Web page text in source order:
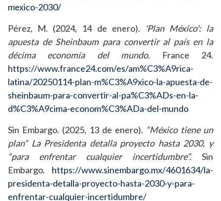
mexico-2030/
Pérez, M. (2024, 14 de enero).
'Plan México': la
apuesta de Sheinbaum para convertir al país en la
décima economía del mundo.
France 24.
https://www.france24.com/es/am%C3%A9rica-
latina/20250114-plan-m%C3%A9xico-la-apuesta-de-
sheinbaum-para-convertir-al-pa%C3%ADs-en-la-
d%C3%A9cima-econom%C3%ADa-del-mundo
Sin Embargo. (2025, 13 de enero). “México tiene un
plan” La Presidenta detalla proyecto hasta 2030, y
“para enfrentar cualquier incertidumbre”. Sin
Embargo. https://www.sinembargo.mx/4601634/la-
presidenta-detalla-proyecto-hasta-2030-y-para-
enfrentar-cualquier-incertidumbre/